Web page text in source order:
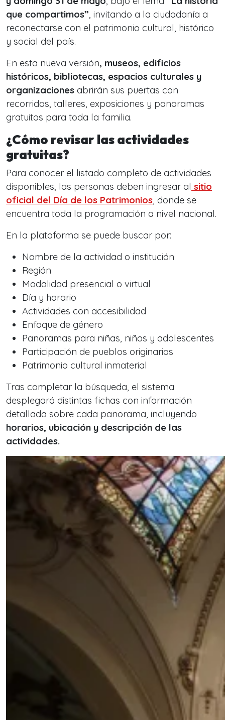
que compartimos”, invitando a la ciudadanía a
reconectarse con el patrimonio cultural, histórico
y social del país.
En esta nueva versión, museos, edificios
históricos, bibliotecas, espacios culturales y
organizaciones abrirán sus puertas con
recorridos, talleres, exposiciones y panoramas
gratuitos para toda la familia.
¿Cómo revisar las actividades
gratuitas?
Para conocer el listado completo de actividades
disponibles, las personas deben ingresar al sitio
oficial del Día de los Patrimonios, donde se
encuentra toda la programación a nivel nacional.
En la plataforma se puede buscar por:
Nombre de la actividad o institución
Región
Modalidad presencial o virtual
Día y horario
Actividades con accesibilidad
Enfoque de género
Panoramas para niñas, niños y adolescentes
Participación de pueblos originarios
Patrimonio cultural inmaterial
Tras completar la búsqueda, el sistema
desplegará distintas fichas con información
detallada sobre cada panorama, incluyendo
horarios, ubicación y descripción de las
actividades.